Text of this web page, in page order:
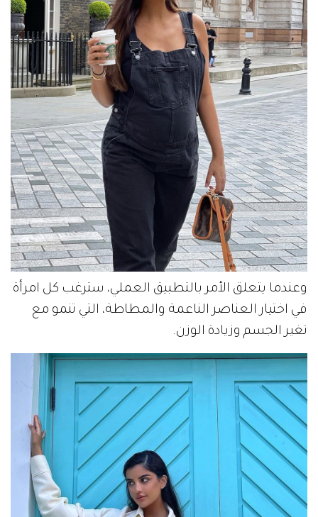
وعندما يتعلق الأمر بالتطبيق العملي، سترغب كل امرأة
في اختيار العناصر الناعمة والمطاطة، التي تنمو مع
تغير الجسم وزيادة الوزن.